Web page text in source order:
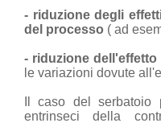
- riduzione degli
del processo ( ad
- riduzione
le variazioni dovute
Il caso del
entrinseci della